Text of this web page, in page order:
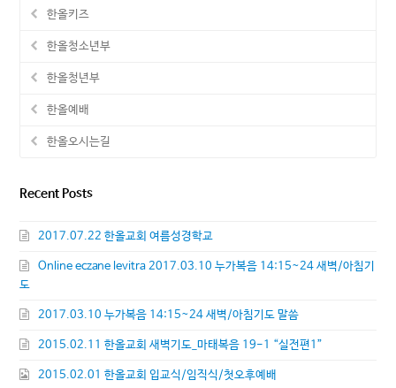
한올키즈
한올청소년부
한올청년부
한올예배
한올오시는길
Recent Posts
2017.07.22 한올교회 여름성경학교
Online eczane levitra 2017.03.10 누가복음 14:15~24 새벽/아침기
도
2017.03.10 누가복음 14:15~24 새벽/아침기도 말씀
2015.02.11 한올교회 새벽기도_마태복음 19-1 “실전편1”
2015.02.01 한올교회 입교식/임직식/첫오후예배